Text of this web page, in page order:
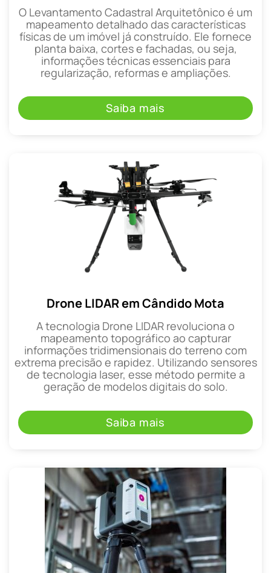
O Levantamento Cadastral Arquitetônico é um
mapeamento detalhado das características
físicas de um imóvel já construído. Ele fornece
planta baixa, cortes e fachadas, ou seja,
informações técnicas essenciais para
regularização, reformas e ampliações.
Saiba mais
Drone LIDAR em Cândido Mota
A tecnologia Drone LIDAR revoluciona o
mapeamento topográfico ao capturar
informações tridimensionais do terreno com
extrema precisão e rapidez. Utilizando sensores
de tecnologia laser, esse método permite a
geração de modelos digitais do solo.
Saiba mais